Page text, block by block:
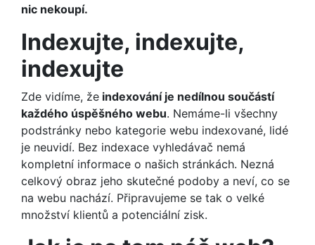
nic nekoupí.
Indexujte, indexujte,
indexujte
Zde vidíme, že indexování je nedílnou součástí
každého úspěšného webu. Nemáme-li všechny
podstránky nebo kategorie webu indexované, lidé
je neuvidí. Bez indexace vyhledávač nemá
kompletní informace o našich stránkách. Nezná
celkový obraz jeho skutečné podoby a neví, co se
na webu nachází. Připravujeme se tak o velké
množství klientů a potenciální zisk.